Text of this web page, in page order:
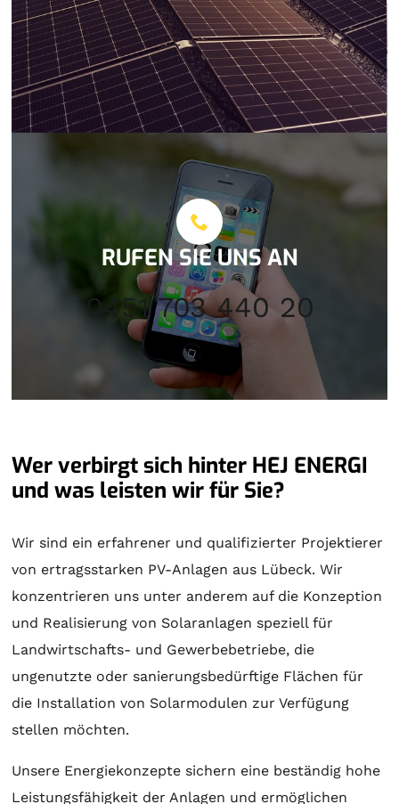
RUFEN SIE UNS AN
0451 703 440 20
Wer verbirgt sich hinter HEJ ENERGI
und was leisten wir für Sie?
Wir sind ein erfahrener und qualifizierter Projektierer
von ertragsstarken PV-Anlagen aus Lübeck. Wir
konzentrieren uns unter anderem auf die Konzeption
und Realisierung von Solaranlagen speziell für
Landwirtschafts- und Gewerbebetriebe, die
ungenutzte oder sanierungsbedürftige Flächen für
die Installation von Solarmodulen zur Verfügung
stellen möchten.
Unsere Energiekonzepte sichern eine beständig hohe
Leistungsfähigkeit der Anlagen und ermöglichen